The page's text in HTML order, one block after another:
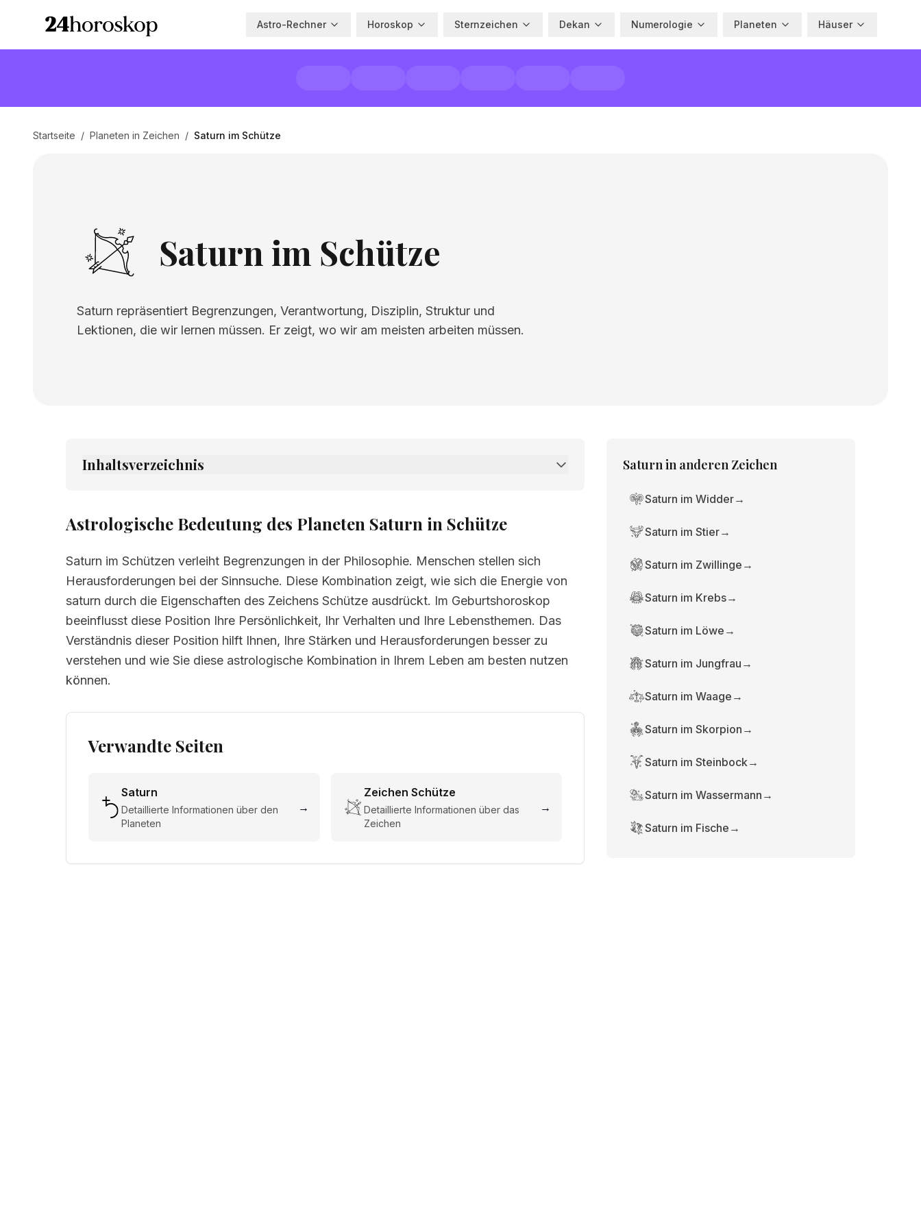
Astro-Rechner Horoskop Sternzeichen Dekan Numerologie Planeten Häuser
Startseite / Planeten in Zeichen / Saturn im Schütze
Saturn im Schütze
Saturn repräsentiert Begrenzungen, Verantwortung, Disziplin, Struktur und
Lektionen, die wir lernen müssen. Er zeigt, wo wir am meisten arbeiten müssen.
Inhaltsverzeichnis
Astrologische Bedeutung des Planeten Saturn in Schütze
Saturn im Schützen verleiht Begrenzungen in der Philosophie. Menschen stellen sich
Herausforderungen bei der Sinnsuche. Diese Kombination zeigt, wie sich die Energie von
saturn durch die Eigenschaften des Zeichens Schütze ausdrückt. Im Geburtshoroskop
beeinflusst diese Position Ihre Persönlichkeit, Ihr Verhalten und Ihre Lebensthemen. Das
Verständnis dieser Position hilft Ihnen, Ihre Stärken und Herausforderungen besser zu
verstehen und wie Sie diese astrologische Kombination in Ihrem Leben am besten nutzen
können.
Verwandte Seiten
Saturn
Detaillierte Informationen über den
Planeten
→
Zeichen Schütze
Detaillierte Informationen über das
Zeichen
→
Saturnin anderen Zeichen
Saturn im Widder→
Saturn im Stier→
Saturn im Zwillinge →
Saturn im Krebs→
Saturn im Löwe →
Saturn im Jungfrau →
Saturn im Waage →
Saturn im Skorpion →
Saturn im Steinbock→
Saturn im Wassermann →
Saturn im Fische →